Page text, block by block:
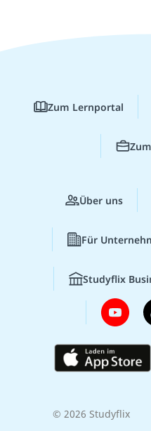
Zum Lernportal
Über uns
Für
Studyflix
© 2026 Studyflix